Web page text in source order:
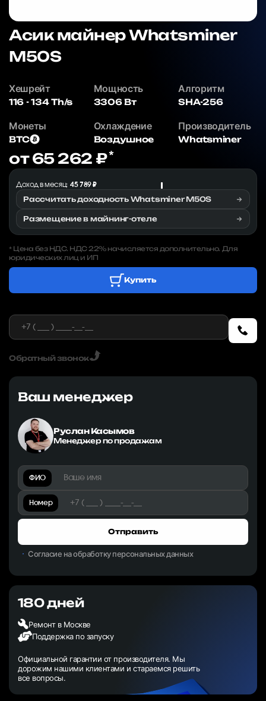
Асик майнер Whatsminer
M50S
Хешрейт
116 - 134 Th/s
Мощность
3306 Вт
Алгоритм
SHA-256
Монеты
BTC
Охлаждение
Воздушное
Производитель
Whatsminer
от 65 262 ₽*
Доход в месяц: 45 789 ₽
Рассчитать доходность Whatsminer M50S
Размещение в майнинг-отеле
* Цена без НДС. НДС 22% начисляется дополнительно. Для
юридических лиц и ИП
Купить
Обратный звонок
Ваш менеджер
Руслан Касымов
Менеджер по продажам
ФИО
Номер
Отправить
Согласие на обработку персональных данных
180 дней
Ремонт в Москве
Поддержка по запуску
Официальной гарантии от производителя. Мы
дорожим нашими клиентами и стараемся решить
все вопросы.